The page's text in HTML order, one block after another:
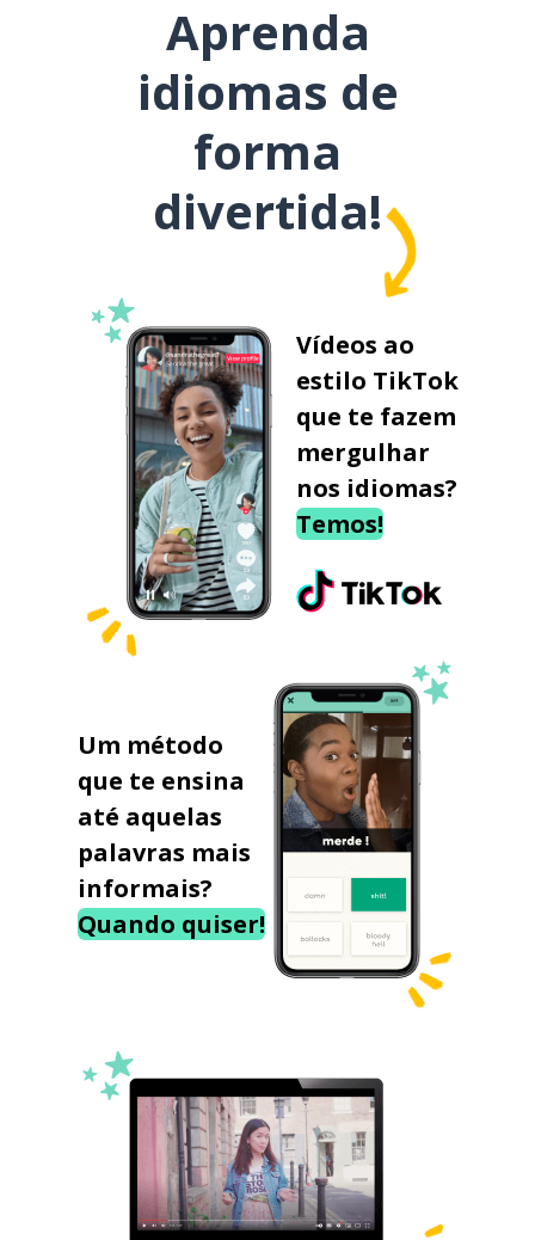
Aprenda
idiomas de
forma
divertida!
Vídeos ao
estilo TikTok
que te fazem
mergulhar
nos idiomas?
Temos!
Um método
que te ensina
até aquelas
palavras mais
informais?
Quando quiser!